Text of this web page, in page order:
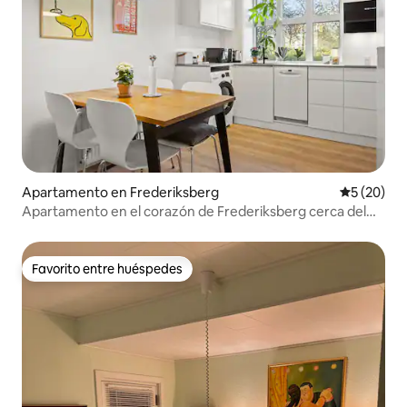
Apartamento en Frederiksberg
5 (20)
Apartamento en el corazón de Frederiksberg cerca del
Favorito entre huéspedes
Favorito entre huéspedes